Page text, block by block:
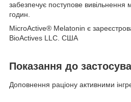
забезпечує поступове вивільнення
годин.
MicroActive® Melatonin є
BioActives LLC. США
Показання до
Доповнення раціону активними